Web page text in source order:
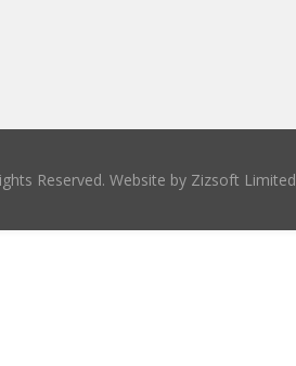
Reserved. Website by Zizsoft Limited